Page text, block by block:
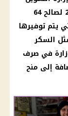
صرف السلع التموينية لشهر ديسمبر 2024 لصالح 64
يتم توفيرها
مثل السكر
في صرف
بالإضافة إلى منح